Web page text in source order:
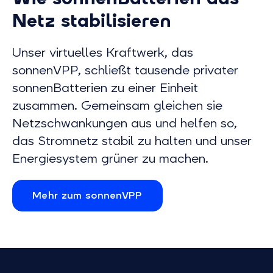
Netz stabilisieren
Unser virtuelles Kraftwerk, das
sonnenVPP, schließt tausende privater
sonnenBatterien zu einer Einheit
zusammen. Gemeinsam gleichen sie
Netzschwankungen aus und helfen so,
das Stromnetz stabil zu halten und unser
Energiesystem grüner zu machen.
Mehr zum sonnenVPP